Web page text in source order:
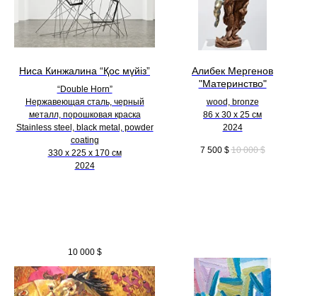
Ниса Кинжалина “Қос мүйіз”
“Double Horn”
Нержавеющая сталь, черный
металл, порошковая краска
Stainless steel, black metal, powder
coating
330 х 225 х 170 см
2024
10 000 $
Алибек Мергенов
"Материнство"
wood, bronze
86 х 30 х 25 см
2024
7 500 $ 10 000 $